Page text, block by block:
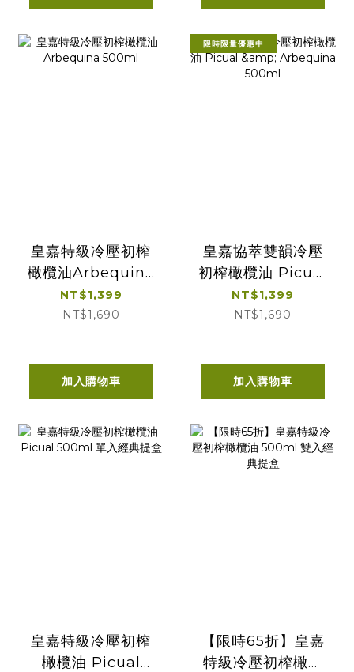
皇嘉特級冷壓初榨
橄欖油Arbequina
500ml
NT$1,399
NT$1,690
加入購物車
限時限量優惠中
皇嘉協萃雙韻冷壓
初榨橄欖油 Picual
& Arbequina
500ml
NT$1,399
NT$1,690
加入購物車
皇嘉特級冷壓初榨
橄欖油 Picual
【限時65折】皇嘉
特級冷壓初榨橄欖